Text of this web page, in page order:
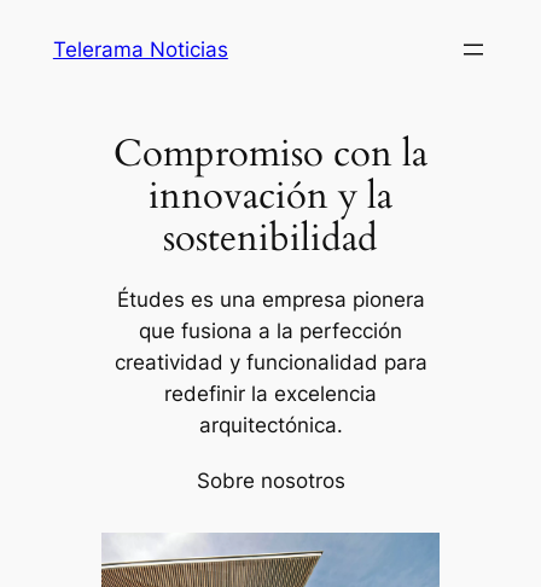
Telerama Noticias
Compromiso con la
innovación y la
sostenibilidad
Études es una empresa pionera
que fusiona a la perfección
creatividad y funcionalidad para
redefinir la excelencia
arquitectónica.
Sobre nosotros